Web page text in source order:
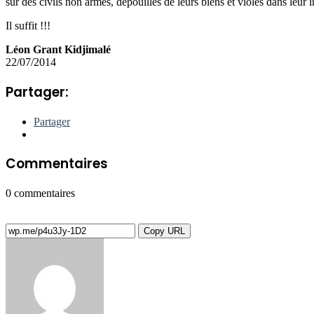
Il suffit !!!
Léon Grant Kidjimalé
22/07/2014
Partager:
Partager
Commentaires
0 commentaires
Copy URL